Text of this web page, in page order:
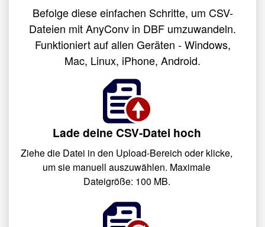
Befolge diese einfachen Schritte, um CSV-
Dateien mit AnyConv in DBF umzuwandeln.
Funktioniert auf allen Geräten - Windows,
Mac, Linux, iPhone, Android.
Lade deine CSV-Datei hoch
Ziehe die Datei in den Upload-Bereich oder klicke,
um sie manuell auszuwählen. Maximale
Dateigröße: 100 MB.